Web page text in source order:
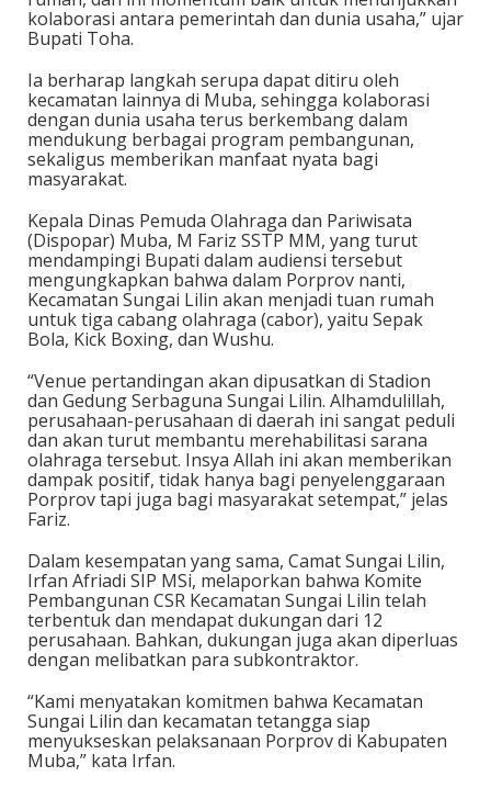
kolaborasi antara pemerintah dan dunia usaha,” ujar
Bupati Toha.
Ia berharap langkah serupa dapat ditiru oleh
kecamatan lainnya di Muba, sehingga kolaborasi
dengan dunia usaha terus berkembang dalam
mendukung berbagai program pembangunan,
sekaligus memberikan manfaat nyata bagi
masyarakat.
Kepala Dinas Pemuda Olahraga dan Pariwisata
(Dispopar) Muba, M Fariz SSTP MM, yang turut
mendampingi Bupati dalam audiensi tersebut
mengungkapkan bahwa dalam Porprov nanti,
Kecamatan Sungai Lilin akan menjadi tuan rumah
untuk tiga cabang olahraga (cabor), yaitu Sepak
Bola, Kick Boxing, dan Wushu.
“Venue pertandingan akan dipusatkan di Stadion
dan Gedung Serbaguna Sungai Lilin. Alhamdulillah,
perusahaan-perusahaan di daerah ini sangat peduli
dan akan turut membantu merehabilitasi sarana
olahraga tersebut. Insya Allah ini akan memberikan
dampak positif, tidak hanya bagi penyelenggaraan
Porprov tapi juga bagi masyarakat setempat,” jelas
Fariz.
Dalam kesempatan yang sama, Camat Sungai Lilin,
Irfan Afriadi SIP MSi, melaporkan bahwa Komite
Pembangunan CSR Kecamatan Sungai Lilin telah
terbentuk dan mendapat dukungan dari 12
perusahaan. Bahkan, dukungan juga akan diperluas
dengan melibatkan para subkontraktor.
“Kami menyatakan komitmen bahwa Kecamatan
Sungai Lilin dan kecamatan tetangga siap
menyukseskan pelaksanaan Porprov di Kabupaten
Muba,” kata Irfan.